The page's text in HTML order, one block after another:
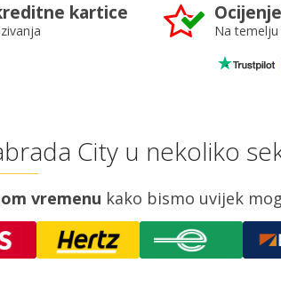
kartice
Na temelju
City u nekoliko
vremenu kako bismo uvijek